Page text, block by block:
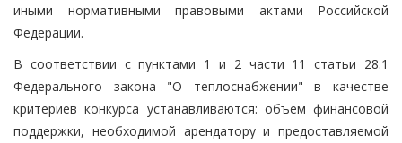
иными нормативными правовыми актами Российской
Федерации.
В соответствии с пунктами 1 и 2 части 11 статьи 28.1
Федерального закона "О теплоснабжении" в качестве
критериев конкурса устанавливаются: объем финансовой
поддержки, необходимой арендатору и предоставляемой